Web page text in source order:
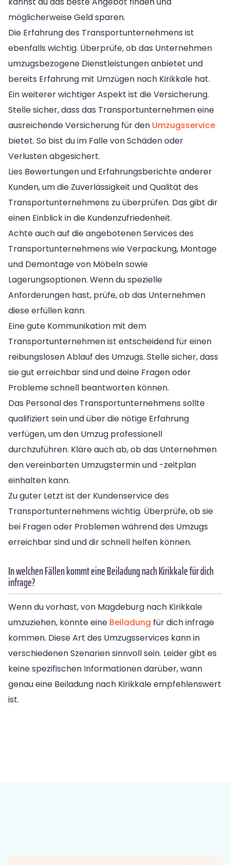
möglicherweise Geld sparen.
Die Erfahrung des Transportunternehmens ist
ebenfalls wichtig. Überprüfe, ob das Unternehmen
umzugsbezogene Dienstleistungen anbietet und
bereits Erfahrung mit Umzügen nach Kirikkale hat.
Ein weiterer wichtiger Aspekt ist die Versicherung.
Stelle sicher, dass das Transportunternehmen eine
ausreichende Versicherung für den Umzugsservice
bietet. So bist du im Falle von Schäden oder
Verlusten abgesichert.
Lies Bewertungen und Erfahrungsberichte anderer
Kunden, um die Zuverlässigkeit und Qualität des
Transportunternehmens zu überprüfen. Das gibt dir
einen Einblick in die Kundenzufriedenheit.
Achte auch auf die angebotenen Services des
Transportunternehmens wie Verpackung, Montage
und Demontage von Möbeln sowie
Lagerungsoptionen. Wenn du spezielle
Anforderungen hast, prüfe, ob das Unternehmen
diese erfüllen kann.
Eine gute Kommunikation mit dem
Transportunternehmen ist entscheidend für einen
reibungslosen Ablauf des Umzugs. Stelle sicher, dass
sie gut erreichbar sind und deine Fragen oder
Probleme schnell beantworten können.
Das Personal des Transportunternehmens sollte
qualifiziert sein und über die nötige Erfahrung
verfügen, um den Umzug professionell
durchzuführen. Kläre auch ab, ob das Unternehmen
den vereinbarten Umzugstermin und -zeitplan
einhalten kann.
Zu guter Letzt ist der Kundenservice des
Transportunternehmens wichtig. Überprüfe, ob sie
bei Fragen oder Problemen während des Umzugs
erreichbar sind und dir schnell helfen können.
In welchen Fällen kommt eine Beiladung nach Kirikkale für dich
infrage?
Wenn du vorhast, von Magdeburg nach Kirikkale
umzuziehen, könnte eine Beiladung für dich infrage
kommen. Diese Art des Umzugsservices kann in
verschiedenen Szenarien sinnvoll sein. Leider gibt es
keine spezifischen Informationen darüber, wann
genau eine Beiladung nach Kirikkale empfehlenswert
ist.